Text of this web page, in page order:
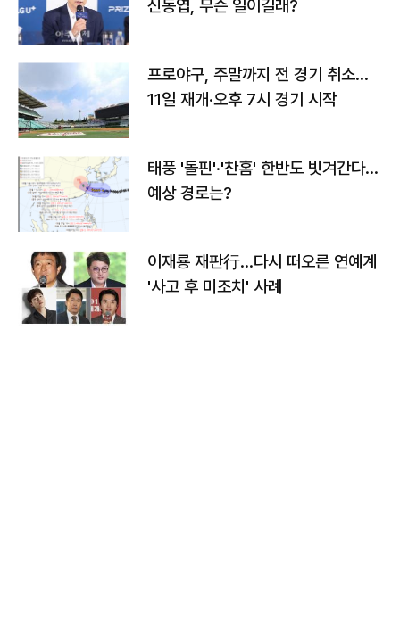
신동엽, 무슨 일이길래?
프로야구, 주말까지 전 경기 취소…
11일 재개·오후 7시 경기 시작
태풍 '돌핀'·'찬홈' 한반도 빗겨간다…
예상 경로는?
이재룡 재판行…다시 떠오른 연예계
'사고 후 미조치' 사례